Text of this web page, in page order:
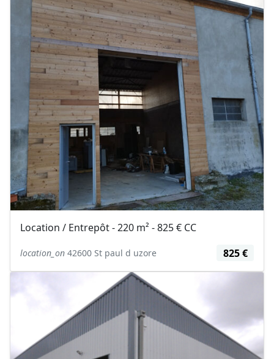
Location / Entrepôt - 220 m² - 825 € CC
location_on 42600 St paul d uzore 825 €